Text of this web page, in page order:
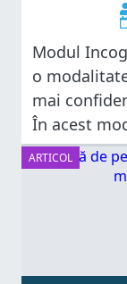
Modul
o
mai
În acest
păstrează
conectare
ARTICOL